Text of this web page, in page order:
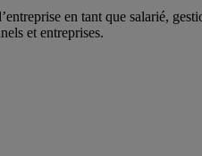
en tant que salarié,
et entreprises.